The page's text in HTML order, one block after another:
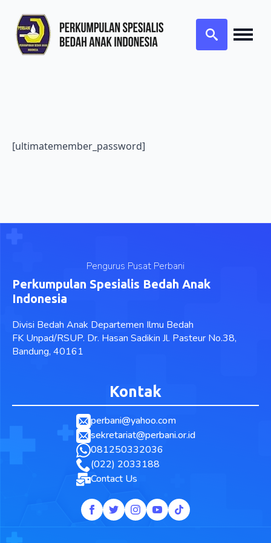
[ultimatemember_password]
Pengurus Pusat Perbani
Perkumpulan Spesialis Bedah Anak
Indonesia
Divisi Bedah Anak Departemen Ilmu Bedah
FK Unpad/RSUP. Dr. Hasan Sadikin Jl. Pasteur No.38,
Bandung, 40161
Kontak
perbani@yahoo.com
sekretariat@perbani.or.id
081250332036
(022) 2033188
Contact Us